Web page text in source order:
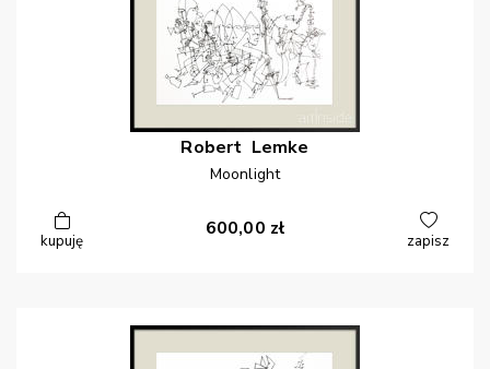
Robert Lemke
Moonlight
kupuję
600,00 zł
zapisz